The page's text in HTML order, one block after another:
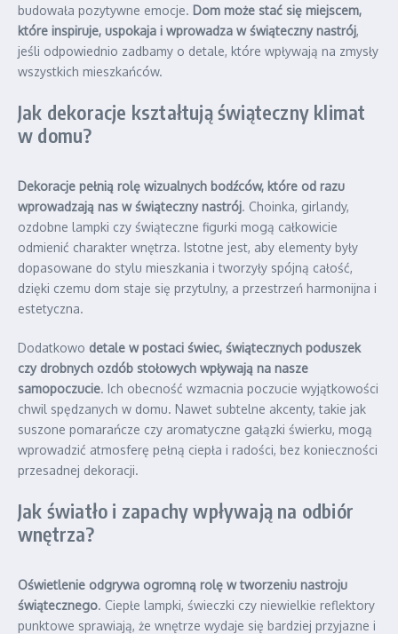
budowała pozytywne emocje. Dom może stać się miejscem,
które inspiruje, uspokaja i wprowadza w świąteczny nastrój,
jeśli odpowiednio zadbamy o detale, które wpływają na zmysły
wszystkich mieszkańców.
Jak dekoracje kształtują świąteczny klimat
w domu?
Dekoracje pełnią rolę wizualnych bodźców, które od razu
wprowadzają nas w świąteczny nastrój. Choinka, girlandy,
ozdobne lampki czy świąteczne figurki mogą całkowicie
odmienić charakter wnętrza. Istotne jest, aby elementy były
dopasowane do stylu mieszkania i tworzyły spójną całość,
dzięki czemu dom staje się przytulny, a przestrzeń harmonijna i
estetyczna.
Dodatkowo detale w postaci świec, świątecznych poduszek
czy drobnych ozdób stołowych wpływają na nasze
samopoczucie. Ich obecność wzmacnia poczucie wyjątkowości
chwil spędzanych w domu. Nawet subtelne akcenty, takie jak
suszone pomarańcze czy aromatyczne gałązki świerku, mogą
wprowadzić atmosferę pełną ciepła i radości, bez konieczności
przesadnej dekoracji.
Jak światło i zapachy wpływają na odbiór
wnętrza?
Oświetlenie odgrywa ogromną rolę w tworzeniu nastroju
świątecznego. Ciepłe lampki, świeczki czy niewielkie reflektory
punktowe sprawiają, że wnętrze wydaje się bardziej przyjazne i